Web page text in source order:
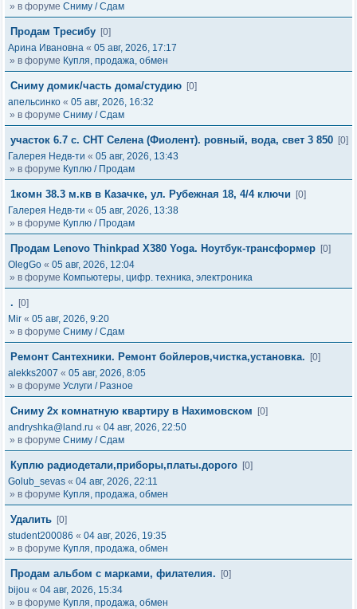
» в форуме Сниму / Сдам
Продам Тресибу [0]
Арина Ивановна « 05 авг, 2026, 17:17
» в форуме Купля, продажа, обмен
Сниму домик/часть дома/студию [0]
апельсинко « 05 авг, 2026, 16:32
» в форуме Сниму / Сдам
участок 6.7 с. СНТ Селена (Фиолент). ровный, вода, свет 3 850 [0]
Галерея Недв-ти « 05 авг, 2026, 13:43
» в форуме Куплю / Продам
1комн 38.3 м.кв в Казачке, ул. Рубежная 18, 4/4 ключи
[0]
Галерея Недв-ти « 05 авг, 2026, 13:38
» в форуме Куплю / Продам
Продам Lenovo Thinkpad X380 Yoga. Ноутбук-трансформер [0]
OlegGo « 05 авг, 2026, 12:04
» в форуме Компьютеры, цифр. техника, электроника
.
[0]
Mir « 05 авг, 2026, 9:20
» в форуме Сниму / Сдам
Ремонт Сантехники. Ремонт бойлеров,чистка,установка.
[0]
alekks2007 « 05 авг, 2026, 8:05
» в форуме Услуги / Разное
Сниму 2х комнатную квартиру в Нахимовском
[0]
andryshka@land.ru « 04 авг, 2026, 22:50
» в форуме Сниму / Сдам
Куплю радиодетали,приборы,платы.дорого [0]
Golub_sevas « 04 авг, 2026, 22:11
» в форуме Купля, продажа, обмен
Удалить [0]
student200086 « 04 авг, 2026, 19:35
» в форуме Купля, продажа, обмен
Продам альбом с марками, филателия.
[0]
bijou « 04 авг, 2026, 15:34
» в форуме Купля, продажа, обмен